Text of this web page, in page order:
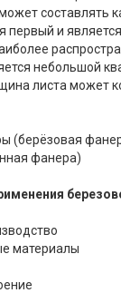
составлять
первый и
небольшой
листа может
(берёзовая
фанера)
материалы